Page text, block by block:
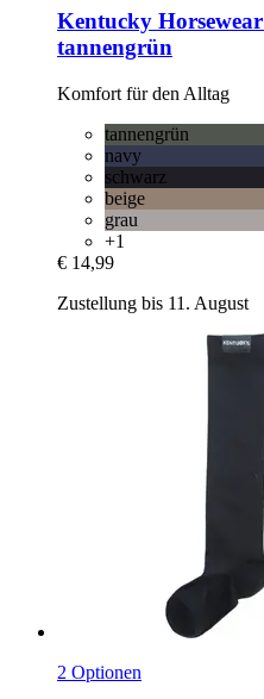
Kentucky Horsewear
tannengrün
Komfort für den Alltag
tannengrün
navy
schwarz
beige
grau
+1
€ 14,99
Zustellung bis 11. August
2 Optionen